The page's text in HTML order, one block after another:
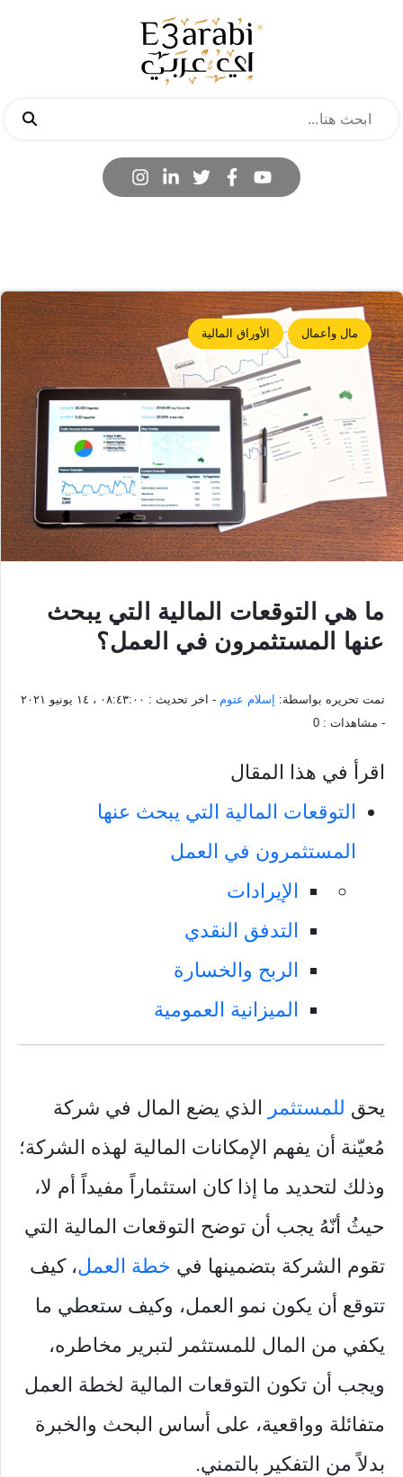
مال وأعمال الأوراق المالية
ما هي التوقعات المالية التي يبحث
عنها المستثمرون في العمل؟
تمت تحريره بواسطة: إسلام عتوم - اخر تحديث : ٠٨:٤٣:٠٠ ، ١٤ يونيو ٢٠٢١
- مشاهدات : 0
اقرأ في هذا المقال
التوقعات المالية التي يبحث عنها
المستثمرون في العمل
الإيرادات
التدفق النقدي
الربح والخسارة
الميزانية العمومية
يحق للمستثمر الذي يضع المال في شركة
مُعيّنة أن يفهم الإمكانات المالية لهذه الشركة؛
وذلك لتحديد ما إذا كان استثماراً مفيداً أم لا،
حيثُ أنّهُ يجب أن توضح التوقعات المالية التي
تقوم الشركة بتضمينها في خطة العمل، كيف
تتوقع أن يكون نمو العمل، وكيف ستعطي ما
يكفي من المال للمستثمر لتبرير مخاطره،
ويجب أن تكون التوقعات المالية لخطة العمل
متفائلة وواقعية، على أساس البحث والخبرة
بدلاً من التفكير بالتمني.